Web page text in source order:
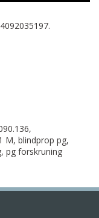
M, blindprop pg,
pg forskruning